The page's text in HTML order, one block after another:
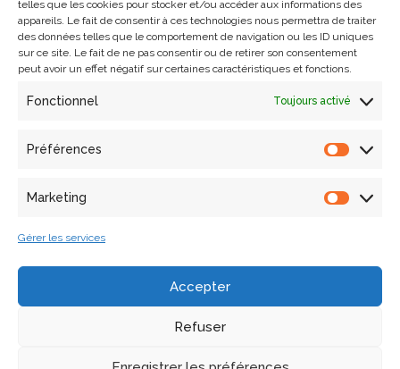
telles que les cookies pour stocker et/ou accéder aux informations des
appareils. Le fait de consentir à ces technologies nous permettra de traiter
des données telles que le comportement de navigation ou les ID uniques
sur ce site. Le fait de ne pas consentir ou de retirer son consentement
peut avoir un effet négatif sur certaines caractéristiques et fonctions.
Fonctionnel Toujours activé
Préférences
Marketing
Gérer les services
Accepter
Refuser
Articles récents
Soutenance de thèse de Laura Willot
Ouverture des inscriptions pour l’école thématique OPUS,
du 5 au 9 octobre 2026 à Fréjus
Un atelier collaboratif dans le cadre du projet européen